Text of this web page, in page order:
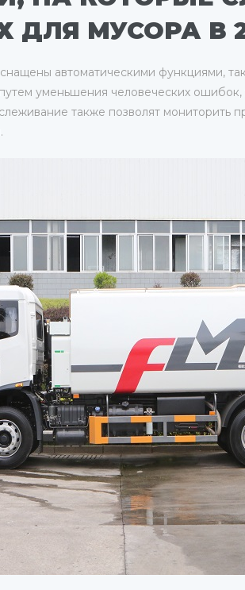
ДЛЯ МУСОРА В
автоматическими функциями,
уменьшения человеческих
также позволят